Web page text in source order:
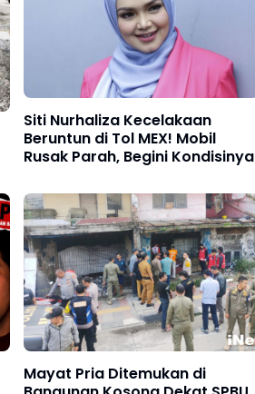
Siti Nurhaliza Kecelakaan
Beruntun di Tol MEX! Mobil
Rusak Parah, Begini Kondisinya
Mayat Pria Ditemukan di